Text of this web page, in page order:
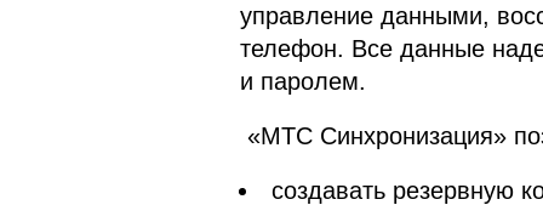
управление данными,
телефон. Все данные
и паролем.
«МТС Синхронизация»
создавать резервную